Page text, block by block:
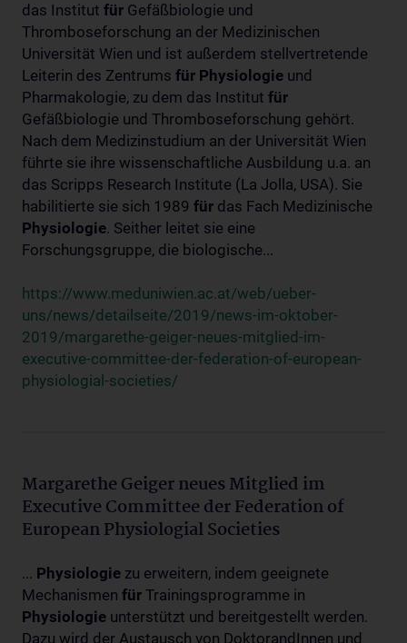
das Institut für Gefäßbiologie und
Thromboseforschung an der Medizinischen
Universität Wien und ist außerdem stellvertretende
Leiterin des Zentrums für Physiologie und
Pharmakologie, zu dem das Institut für
Gefäßbiologie und Thromboseforschung gehört.
Nach dem Medizinstudium an der Universität Wien
führte sie ihre wissenschaftliche Ausbildung u.a. an
das Scripps Research Institute (La Jolla, USA). Sie
habilitierte sie sich 1989 für das Fach Medizinische
Physiologie. Seither leitet sie eine
Forschungsgruppe, die biologische...
https://www.meduniwien.ac.at/web/ueber-
uns/news/detailseite/2019/news-im-oktober-
2019/margarethe-geiger-neues-mitglied-im-
executive-committee-der-federation-of-european-
physiologial-societies/
Margarethe Geiger neues Mitglied im
Executive Committee der Federation of
European Physiologial Societies
... Physiologie zu erweitern, indem geeignete
Mechanismen für Trainingsprogramme in
Physiologie unterstützt und bereitgestellt werden.
Dazu wird der Austausch von DoktorandInnen und